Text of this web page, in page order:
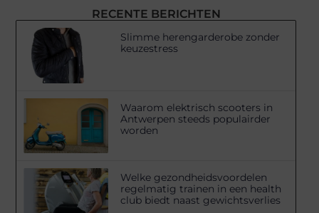
RECENTE BERICHTEN
Slimme herengarderobe zonder
keuzestress
Waarom elektrisch scooters in
Antwerpen steeds populairder
worden
Welke gezondheidsvoordelen
regelmatig trainen in een health
club biedt naast gewichtsverlies